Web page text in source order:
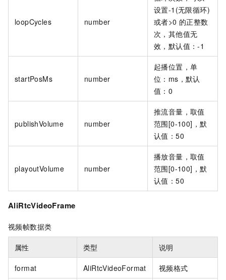
loopCycles number
设置-1(无限循环)
或者>0 的正整数
次，其他值无
效，默认值：-1
startPosMs number
起播位置，单
位：ms，默认
值：0
publishVolume number
推流音量，取值
范围[0-100]，默
认值：50
playoutVolume number
播放音量，取值
范围[0-100]，默
认值：50
AliRtcVideoFrame
视频帧数据类
属性 类型 说明
format AliRtcVideoFormat 视频格式